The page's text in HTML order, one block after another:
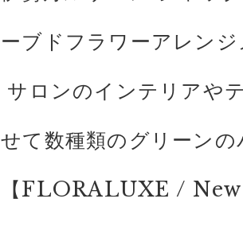
ーブドフラワーアレン
サロンのインテリアや
せて数種類のグリーン
【FLORALUXE /